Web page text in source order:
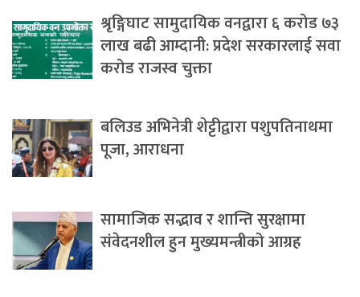
श्रृङ्गिघाट सामुदायिक वनद्वारा ६ करोड ७३
लाख बढी आम्दानी: प्रदेश सरकारलाई सवा
करोड राजस्व चुक्ता
बलिउड अभिनेत्री शेट्टीद्वारा पशुपतिनाथमा
पूजा, आराधना
सामाजिक सद्भाव र शान्ति सुरक्षामा
संवेदनशील हुन मुख्यमन्त्रीको आग्रह